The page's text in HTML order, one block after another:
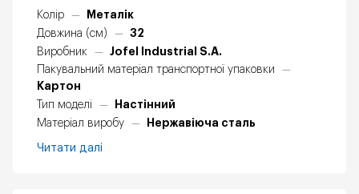
Колір —
Металік
Довжина (см)
—
32
Виробник
—
Jofel Industrial S.A.
Пакувальний матеріал транспортної упаковки
—
Картон
Тип моделі
—
Настінний
Матеріал виробу
— Нержавіюча сталь
Читати далі